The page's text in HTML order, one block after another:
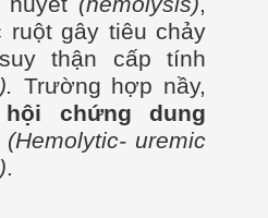
ruột gây tiêu chảy
thận cấp tính
Trường hợp nầy,
hội chứng dung
(Hemolytic- uremic
.